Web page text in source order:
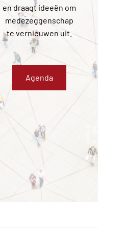
en draagt ideeën om
medezeggenschap
te vernieuwen uit.
Agenda